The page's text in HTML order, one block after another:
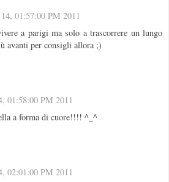
01:57:00 PM 2011
a parigi ma solo a trascorrere un lungo
avanti per consigli allora ;)
01:58:00 PM 2011
a forma di cuore!!!! ^_^
02:01:00 PM 2011